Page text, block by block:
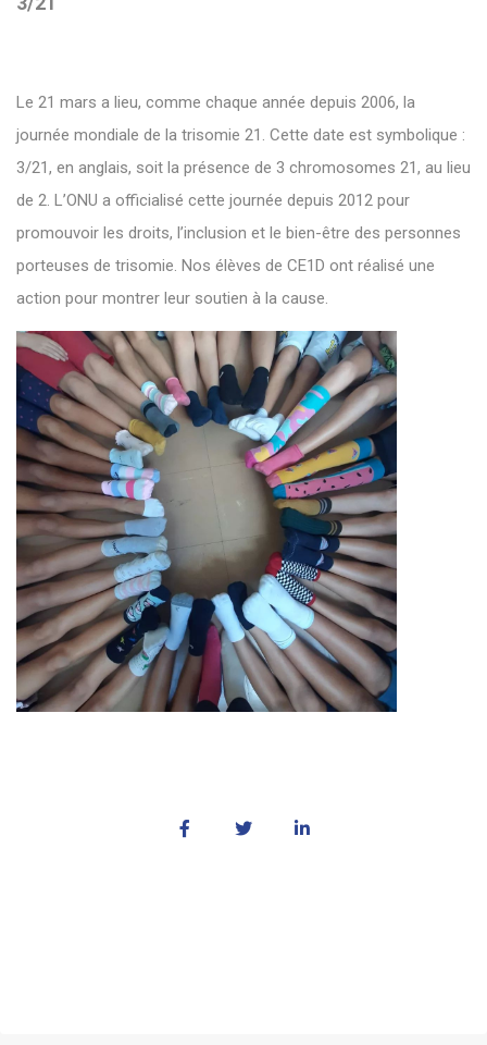
Le 21 mars a lieu, comme chaque année depuis 2006, la
journée mondiale de la trisomie 21. Cette date est symbolique :
3/21, en anglais, soit la présence de 3 chromosomes 21, au lieu
de 2. L’ONU a officialisé cette journée depuis 2012 pour
promouvoir les droits, l’inclusion et le bien-être des personnes
porteuses de trisomie. Nos élèves de CE1D ont réalisé une
action pour montrer leur soutien à la cause.